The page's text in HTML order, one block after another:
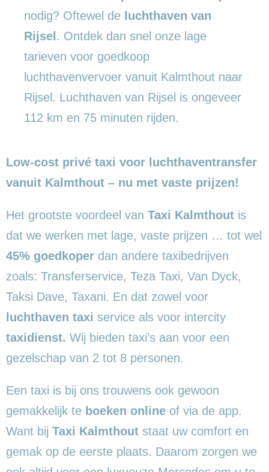
nodig? Oftewel de luchthaven van
Rijsel . Ontdek dan snel onze lage
tarieven voor goedkoop
luchthavenvervoer vanuit Kalmthout naar
Rijsel. Luchthaven van Rijsel is ongeveer
112 km en 75 minuten rijden.
Low-cost privé taxi voor luchthaventransfer
vanuit Kalmthout – nu met vaste prijzen!
Het grootste voordeel van Taxi Kalmthout is
dat we werken met lage, vaste prijzen … tot wel
45% goedkoper dan andere taxibedrijven
zoals: Transferservice, Teza Taxi, Van Dyck,
Taksi Dave, Taxani. En dat zowel voor
luchthaven taxi service als voor intercity
taxidienst. Wij bieden taxi’s aan voor een
gezelschap van 2 tot 8 personen.
Een taxi is bij ons trouwens ook gewoon
gemakkelijk te boeken online of via de app.
Want bij Taxi Kalmthout staat uw comfort en
gemak op de eerste plaats. Daarom zorgen we